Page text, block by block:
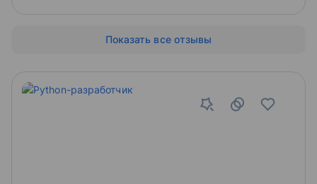
Показать все отзывы